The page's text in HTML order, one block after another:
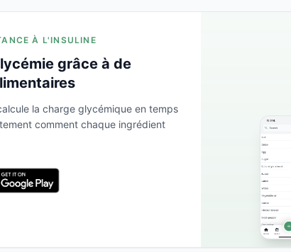
À L'INSULINE
grâce à de
la charge glycémique en temps
comment chaque ingrédient